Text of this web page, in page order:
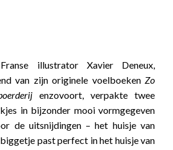
illustrator Xavier Deneux,
van zijn originele voelboeken Zo
enzovoort, verpakte twee
in bijzonder mooi vormgegeven
de uitsnijdingen – het huisje van
past perfect in het huisje van